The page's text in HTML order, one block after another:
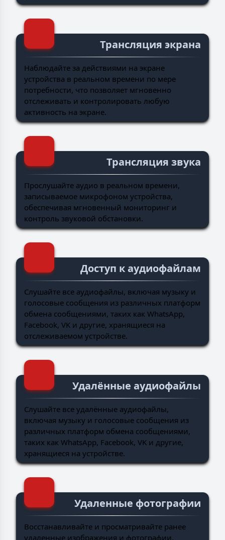
Трансляция экрана
Наблюдайте за действиями на экране
устройства в реальном времени по мере
потребности, что позволяет мгновенно
отслеживать и контролировать любую
активность на экране.
Трансляция звука
Прослушайте аудио в реальном времени,
записываемое микрофоном устройства,
обеспечивая мгновенный мониторинг и
контроль звуковой обстановки.
Доступ к аудиофайлам
Слушайте все аудиофайлы, включая музыку и
голосовые сообщения из различных платформ
обмена сообщениями, таких как WhatsApp,
Facebook, VK и другие, хранящиеся на
отслеживаемом устройстве.
Удалённые аудиофайлы
Слушайте все удалённые аудиофайлы,
включая музыку и голосовые сообщения из
различных платформ обмена сообщениями,
таких как WhatsApp, Facebook, VK и другие,
хранящиеся на устройстве.
Удаленные фотографии
Восстанавливайте и просматривайте ранее
удаленные изображения и фотографии,